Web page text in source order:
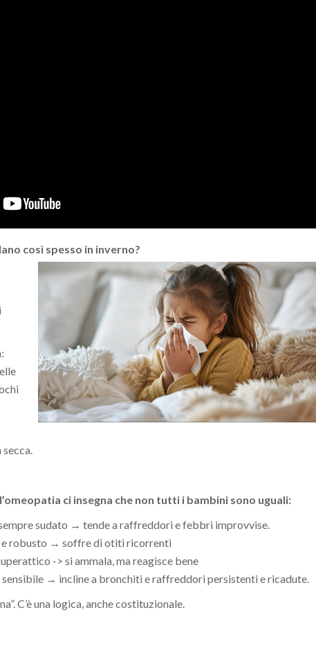
così spesso in inverno?
ci insegna che non tutti i bambini sono uguali:
sudato → tende a raffreddori e febbri improvvise.
robusto → soffre di otiti ricorrenti
-> si ammala, ma reagisce bene
→ incline a bronchiti e raffreddori persistenti e ricadute.
C’è una logica, anche costituzionale.